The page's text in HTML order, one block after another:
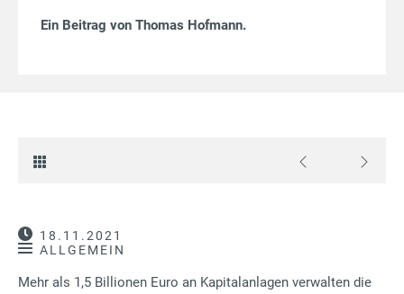
Ein Beitrag von Thomas Hofmann.
18.11.2021
ALLGEMEIN
Mehr als 1,5 Billionen Euro an Kapitalanlagen verwalten die